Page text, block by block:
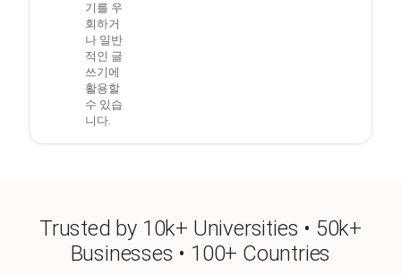
기를 우
회하거
나 일반
적인 글
쓰기에
활용할
수 있습
니다.
Trusted by 10k+ Universities • 50k+
Businesses • 100+ Countries